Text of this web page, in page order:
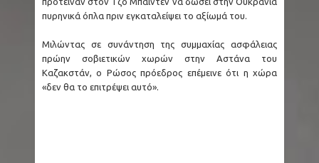
του 112 για ετοιμότητα
κεραυνούς στην πολιτεία Τζαρκάντ
Μύκονος: Άφησαν γαιδουράκι με δεμένα πόδια
πυρηνικά όπλα πριν εγκαταλείψει το αξίωμά του.
Μιλώντας σε συνάντηση της συμμαχίας ασφάλειας
πρώην σοβιετικών χωρών στην Αστάνα του
Καζακστάν, ο Ρώσος πρόεδρος επέμεινε ότι η χώρα
«δεν θα το επιτρέψει αυτό».